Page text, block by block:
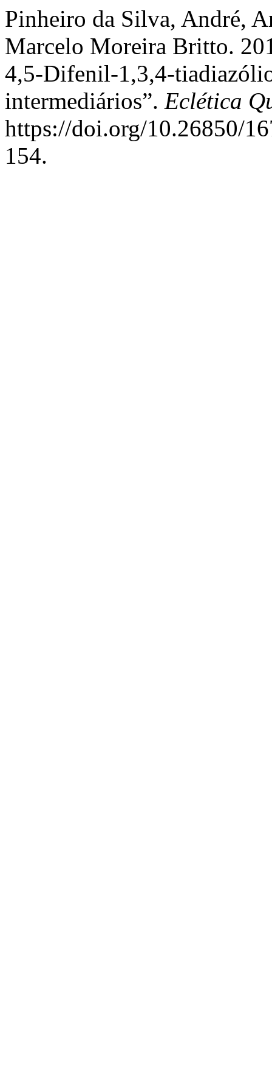
Pinheiro da Silva, André,
Marcelo Moreira Britto.
4,5-Difenil-1,3,4-
intermediários”. Eclética
https://doi.org/10.26850/
154.